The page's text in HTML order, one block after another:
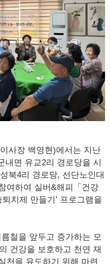
사장 백영현)에서는 지난
내면 유교2리 경로당을 시
북4리 경로당, 선단노인대
여하여 실버&해피「건강
치제 만들기’ 프로그램을
철을 앞두고 증가하는 모
건강을 보호하고 천연 재
천을 유도하기 위해 마련